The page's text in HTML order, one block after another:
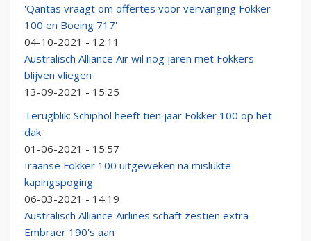
'Qantas vraagt om offertes voor vervanging Fokker
100 en Boeing 717'
04-10-2021 - 12:11
Australisch Alliance Air wil nog jaren met Fokkers
blijven vliegen
13-09-2021 - 15:25
Terugblik: Schiphol heeft tien jaar Fokker 100 op het
dak
01-06-2021 - 15:57
Iraanse Fokker 100 uitgeweken na mislukte
kapingspoging
06-03-2021 - 14:19
Australisch Alliance Airlines schaft zestien extra
Embraer 190's aan